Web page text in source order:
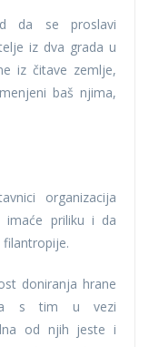
da se proslavi
iz dva grada u
iz čitave zemlje,
baš njima,
organizacija
imaće priliku i da
doniranja hrane
s tim u vezi
od njih jeste i